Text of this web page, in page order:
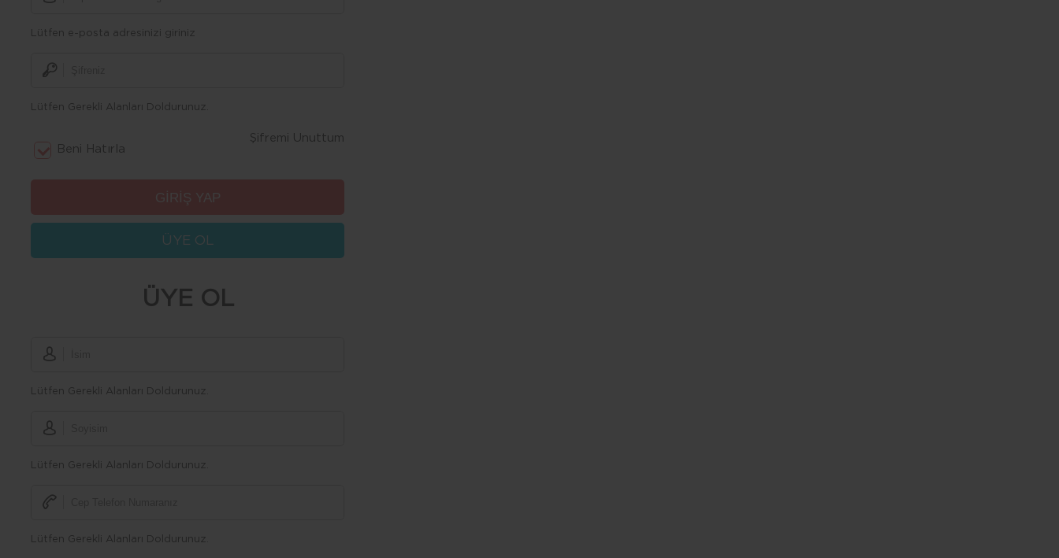
Lütfen e-posta adresinizi giriniz
Lütfen Gerekli Alanları Doldurunuz.
Beni Hatırla
Şifremi Unuttum
ÜYE OL
ÜYE OL
Lütfen Gerekli Alanları Doldurunuz.
Lütfen Gerekli Alanları Doldurunuz.
Lütfen Gerekli Alanları Doldurunuz.